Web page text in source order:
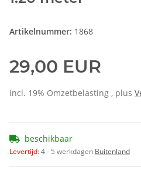
Artikelnummer: 1868
29,00 EUR
incl. 19% Omzetbelasting , plus
beschikbaar
Levertijd:4 - 5 werkdagen Buitenland